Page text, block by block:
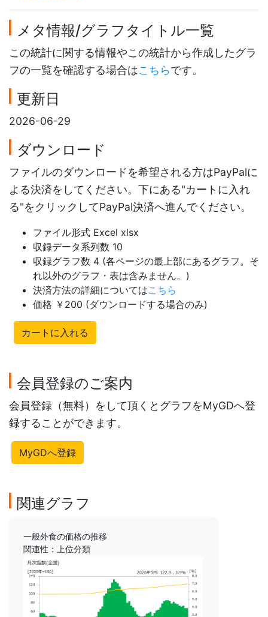
メタ情報/グラフタイトル一覧
この統計に関する情報やこの統計から作成したグラ
フの一覧を確認する場合はこちらです。
更新日
2026-06-29
ダウンロード
ファイルのダウンロードを希望される方はPayPalに
よる決済をしてください。下にある"カートに入れ
る"をクリックしてPayPal決済へ進んでください。
ファイル形式 Excel xlsx
収録データ系列数 10
収録グラフ数 4 (各ページの最上部にあるグラフ。そ
れ以外のグラフ・表は含みません。)
決済方法の詳細についてはこちら
価格 ￥200 (ダウンロードする場合のみ)
カートに入れる
会員登録のご案内
会員登録（無料）をして頂くとグラフをMyGDへ登
録することができます。
MyGDへ登録
関連グラフ
一般外食の価格の推移
関連性：上位分類